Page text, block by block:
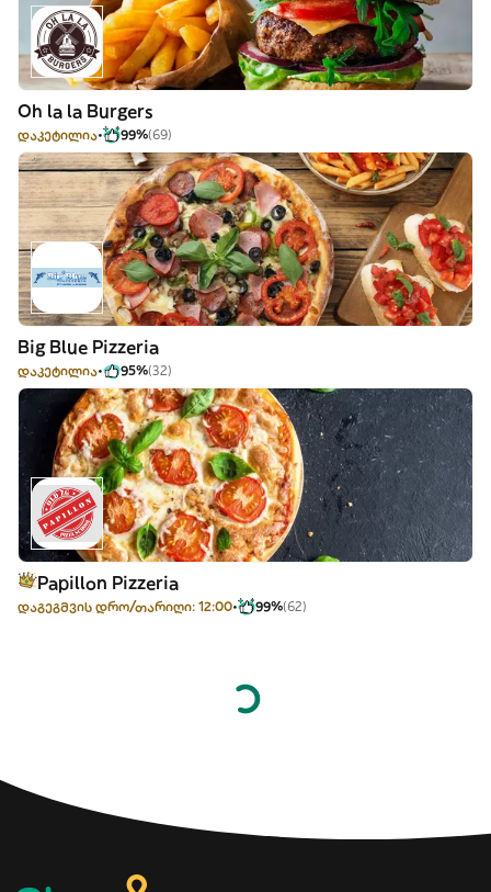
Oh la la Burgers
დაკეტილია 99%(69)
Big Blue Pizzeria
დაკეტილია 95%(32)
Papillon Pizzeria
დაგეგმვის დრო/თარიღი: 12:00 99%(62)